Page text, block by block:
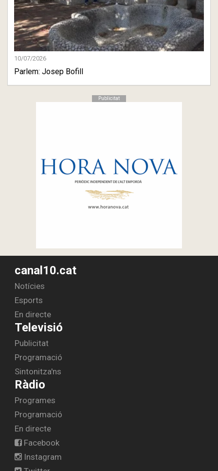
10/07/2026
Parlem: Josep Bofill
Publicitat
canal10.cat
Notícies
Esports
En directe
Televisió
Publicitat
Programació
Sintonitza'ns
Ràdio
Programes
Programació
En directe
Facebook
Instagram